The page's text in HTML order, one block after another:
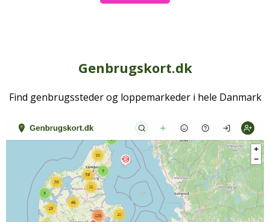
Genbrugskort.dk
Find genbrugssteder og loppemarkeder i hele Danmark